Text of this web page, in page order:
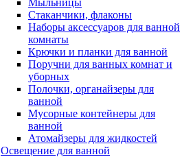
Мыльницы
Стаканчики, флаконы
Наборы аксессуаров для ванной
комнаты
Крючки и планки для ванной
Поручни для ванных комнат и
уборных
Полочки, органайзеры для
ванной
Мусорные контейнеры для
ванной
Атомайзеры для жидкостей
Освещение для ванной